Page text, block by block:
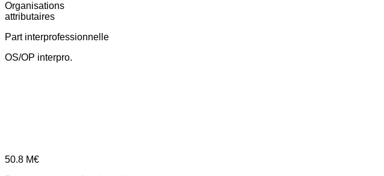
Organisations
attributaires
Part interprofessionnelle
OS/OP interpro.
50.8 M€